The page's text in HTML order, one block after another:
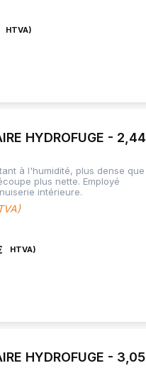
HYDROFUGE - 2,44
à l'humidité, plus dense que
plus nette. Employé
intérieure.
HYDROFUGE - 3,05